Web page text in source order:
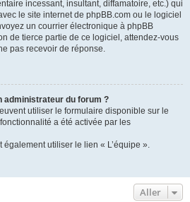
incessant, insultant, diffamatoire, etc.) qui
le site internet de phpBB.com ou le logiciel
un courrier électronique à phpBB
de tierce partie de ce logiciel, attendez-vous
pas recevoir de réponse.
administrateur du forum ?
utiliser le formulaire disponible sur le
a été activée par les
également utiliser le lien « L’équipe ».
Aller